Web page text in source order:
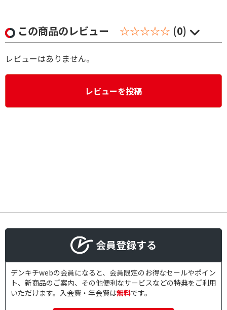
この商品のレビュー ☆☆☆☆☆ (0)
レビューはありません。
レビューを投稿
会員登録する
デンキチwebの会員になると、会員限定のお得なセールやポイン
ト、新商品のご案内、その他便利なサービスなどの特典をご利用
いただけます。入会費・年会費は無料です。